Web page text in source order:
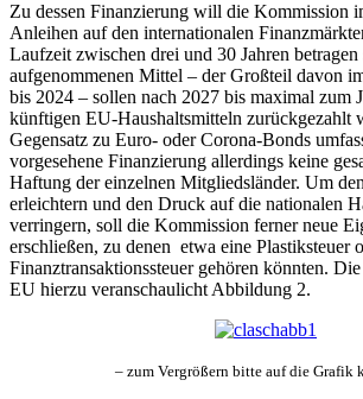
Zu dessen Finanzierung will die Kommission
Anleihen auf den internationalen
Laufzeit zwischen drei und 30 Jahren
aufgenommenen Mittel – der Großteil davon
bis 2024 – sollen nach 2027 bis maximal zum
künftigen EU-Haushaltsmitteln zurückgezahlt
Gegensatz zu Euro- oder Corona-Bonds
vorgesehene Finanzierung allerdings keine
Haftung der einzelnen Mitgliedsländer. Um
erleichtern und den Druck auf die nationalen
verringern, soll die Kommission ferner neue
erschließen, zu denen etwa eine Plastiksteuer
Finanztransaktionssteuer gehören könnten.
EU hierzu veranschaulicht Abbildung 2.
– zum Vergrößern bitte auf die Grafik